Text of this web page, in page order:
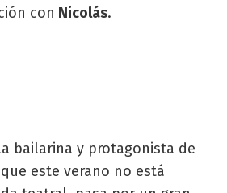
con Nicolás.
bailarina y protagonista de
este verano no está